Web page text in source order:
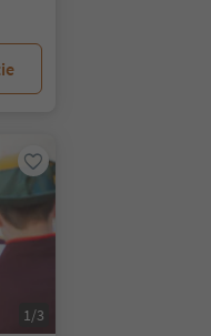
1/3